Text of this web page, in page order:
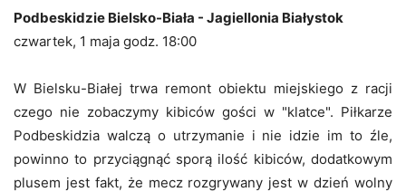
Podbeskidzie Bielsko-Biała - Jagiellonia Białystok
czwartek, 1 maja godz. 18:00
W Bielsku-Białej trwa remont obiektu miejskiego z racji
czego nie zobaczymy kibiców gości w "klatce". Piłkarze
Podbeskidzia walczą o utrzymanie i nie idzie im to źle,
powinno to przyciągnąć sporą ilość kibiców, dodatkowym
plusem jest fakt, że mecz rozgrywany jest w dzień wolny